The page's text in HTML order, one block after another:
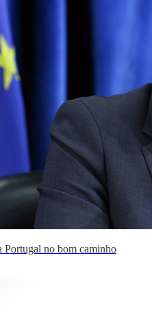
Portugal no bom caminho